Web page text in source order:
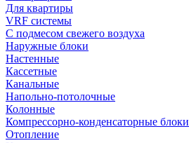
Для квартиры
VRF системы
С подмесом свежего воздуха
Наружные блоки
Настенные
Кассетные
Канальные
Напольно-потолочные
Колонные
Компрессорно-конденсаторные блоки
Отопление